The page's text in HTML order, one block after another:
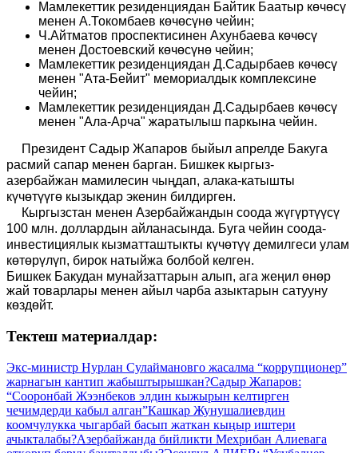
Мамлекеттик резиденциядан Байтик Баатыр көчөсү
менен А.Токомбаев көчөсүнө чейин;
Ч.Айтматов проспектисинен Ахунбаева көчөсү
менен Достоевский көчөсүнө чейин;
Мамлекеттик резиденциядан Д.Садырбаев көчөсү
менен "Ата-Бейит" мемориалдык комплексине
чейин;
Мамлекеттик резиденциядан Д.Садырбаев көчөсү
менен "Ала-Арча" жаратылыш паркына чейин.
Президент Садыр Жапаров быйыл апрелде Бакуга
расмий сапар менен барган. Бишкек кыргыз-
азербайжан мамилесин чыңдап, алака-катышты
күчөтүүгө кызыкдар экенин билдирген.
Кыргызстан менен Азербайжандын соода жүгүртүүсү
100 млн. доллардын айланасында. Буга чейин соода-
инвестициялык кызматташтыкты күчөтүү демилгеси улам
көтөрүлүп, бирок натыйжа болбой келген.
Бишкек Бакудан мунайзаттарын алып, ага жеңил өнөр
жай товарлары менен айыл чарба азыктарын сатууну
көздөйт.
Тектеш материалдар:
Экс-министр Нурлан Сулаймановго жасалма “коррупционер”
жарнагын кантип жабыштырышкан?Садыр Жапаров:
“Сооронбай Жээнбеков элдин кыжырын келтирген
чечимдерди кабыл алган”Кашкар Жунушалиевдин
коомчулукка чыгарбай басып жаткан кыңыр иштери
ачыкталабы?Азербайжанда бийликти Мехрибан Алиевага